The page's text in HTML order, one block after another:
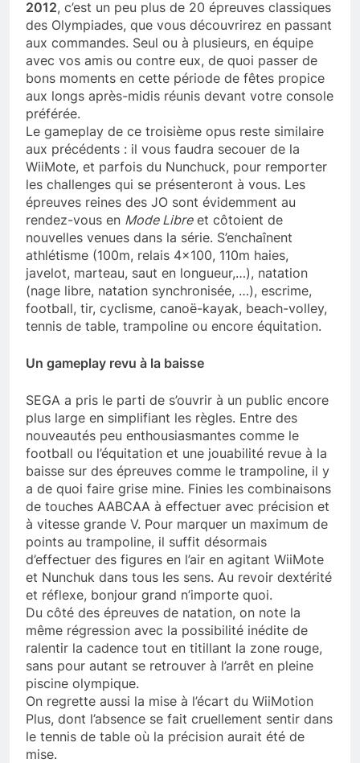
2012, c’est un peu plus de 20 épreuves classiques
des Olympiades, que vous découvrirez en passant
aux commandes. Seul ou à plusieurs, en équipe
avec vos amis ou contre eux, de quoi passer de
bons moments en cette période de fêtes propice
aux longs après-midis réunis devant votre console
préférée.
Le gameplay de ce troisième opus reste similaire
aux précédents : il vous faudra secouer de la
WiiMote, et parfois du Nunchuck, pour remporter
les challenges qui se présenteront à vous. Les
épreuves reines des JO sont évidemment au
rendez-vous en Mode Libreet côtoient de
nouvelles venues dans la série. S’enchaînent
athlétisme (100m, relais 4×100, 110m haies,
javelot, marteau, saut en longueur,…), natation
(nage libre, natation synchronisée, …), escrime,
football, tir, cyclisme, canoë-kayak, beach-volley,
tennis de table, trampoline ou encore équitation.
Un gameplay revu à la baisse
SEGA a pris le parti de s’ouvrir à un public encore
plus large en simplifiant les règles. Entre des
nouveautés peu enthousiasmantes comme le
football ou l’équitation et une jouabilité revue à la
baisse sur des épreuves comme le trampoline, il y
a de quoi faire grise mine. Finies les combinaisons
de touches AABCAA à effectuer avec précision et
à vitesse grande V. Pour marquer un maximum de
points au trampoline, il suffit désormais
d’effectuer des figures en l’air en agitant WiiMote
et Nunchuk dans tous les sens. Au revoir dextérité
et réflexe, bonjour grand n’importe quoi.
Du côté des épreuves de natation, on note la
même régression avec la possibilité inédite de
ralentir la cadence tout en titillant la zone rouge,
sans pour autant se retrouver à l’arrêt en pleine
piscine olympique.
On regrette aussi la mise à l’écart du WiiMotion
Plus, dont l’absence se fait cruellement sentir dans
le tennis de table où la précision aurait été de
mise.